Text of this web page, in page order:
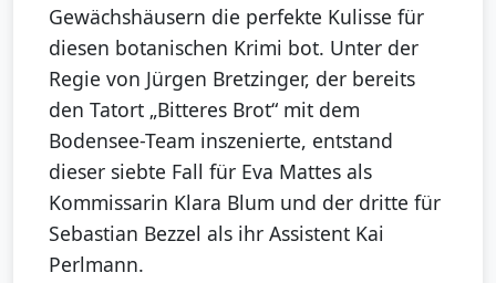
Gewächshäusern die perfekte Kulisse für
diesen botanischen Krimi bot. Unter der
Regie von Jürgen Bretzinger, der bereits
den Tatort „Bitteres Brot“ mit dem
Bodensee-Team inszenierte, entstand
dieser siebte Fall für Eva Mattes als
Kommissarin Klara Blum und der dritte für
Sebastian Bezzel als ihr Assistent Kai
Perlmann.